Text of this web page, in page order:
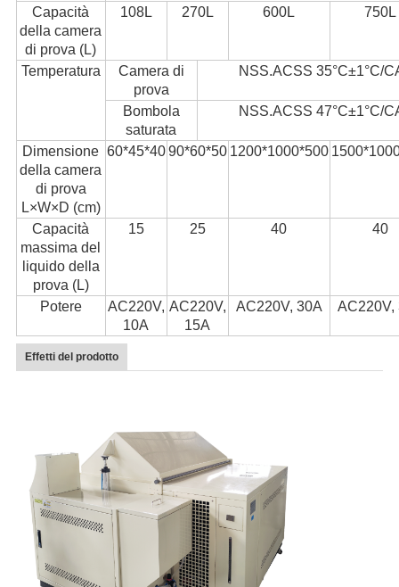
Capacità
della camera
di prova (L)
108L 270L 600L 750L
Temperatura
Camera di
prova
NSS.ACSS 35°C±1°C/
Bombola
saturata
NSS.ACSS 47°C±1°C/
Dimensione
della camera
di prova
L×W×D (cm)
60*45*4090*60*50 1200*1000*500
Capacità
massima del
liquido della
prova (L)
15 25 40 40
Potere
AC220V,
10A
AC220V,
15A
AC220V, 30A AC220V,
Effetti del prodotto